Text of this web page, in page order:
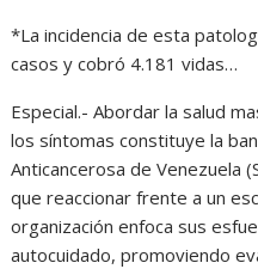
*La incidencia de esta
casos y cobró 4.181 vidas…
Especial.- Abordar la salud
los síntomas constituye la
Anticancerosa de Venezuela
que reaccionar frente a un
organización enfoca sus
autocuidado, promoviendo